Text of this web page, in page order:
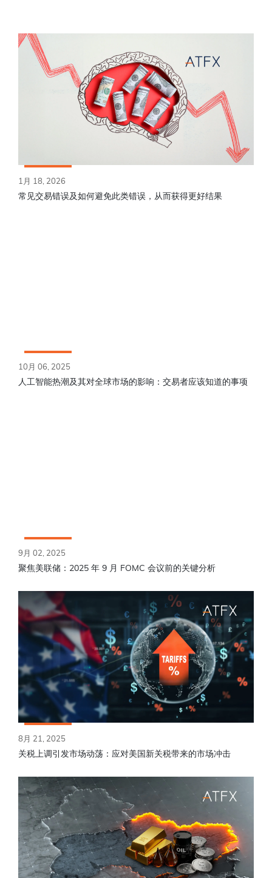
1月 18, 2026
常见交易错误及如何避免此类错误，从而获得更好结果
10月 06, 2025
人工智能热潮及其对全球市场的影响：交易者应该知道的事项
9月 02, 2025
聚焦美联储：2025 年 9 月 FOMC 会议前的关键分析
8月 21, 2025
关税上调引发市场动荡：应对美国新关税带来的市场冲击